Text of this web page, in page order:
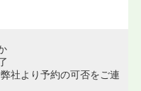
社より予約の可否をご連